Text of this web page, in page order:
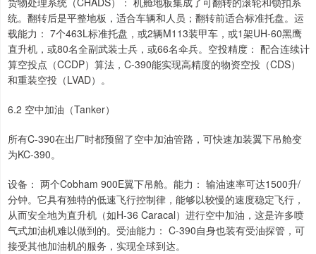
统。翻转后是平整地板，适合车辆和人员；翻转前适合标准托盘。运
载能力： 7个463L标准托盘，或2辆M113装甲车，或1架UH-60黑鹰
直升机，或80名全副武装士兵，或66名伞兵。空投精度： 配合连续计
算空投点（CCDP）算法，C-390能实现高精度的物资空投（CDS）
和重装空投（LVAD）。
6.2 空中加油（Tanker）
所有C-390在出厂时都预留了空中加油管路，可快速加装翼下吊舱变
为KC-390。
设备： 两个Cobham 900E翼下吊舱。能力： 输油速率可达1500升/
分钟。它具有独特的低速飞行控制律，能够以较慢的速度稳定飞行，
从而安全地为直升机（如H-36 Caracal）进行空中加油，这是许多喷
气式加油机难以做到的。受油能力： C-390自身也装有受油探管，可
接受其他加油机的服务，实现全球到达。